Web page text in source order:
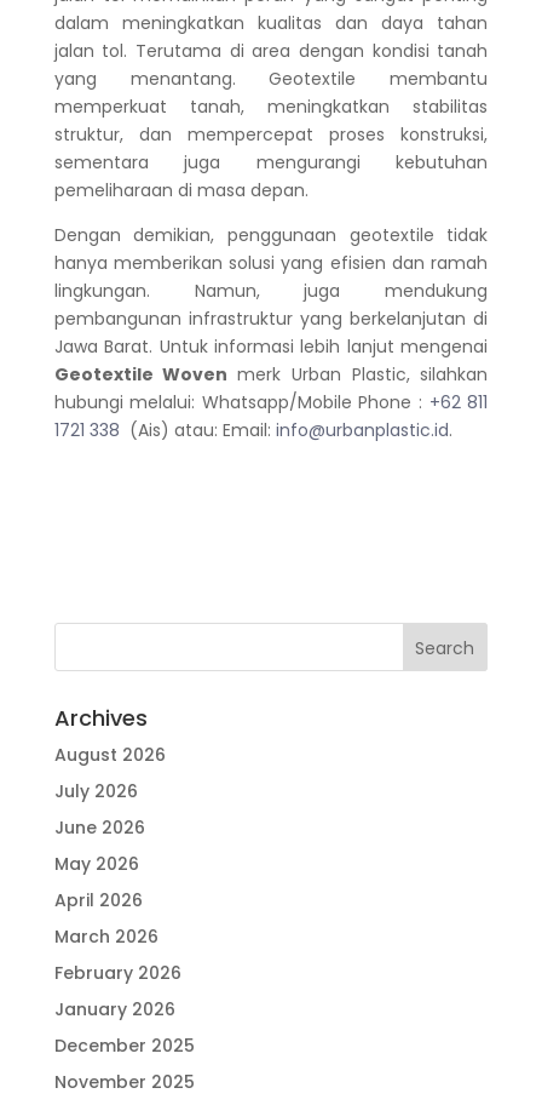
dalam meningkatkan kualitas dan daya tahan
jalan tol. Terutama di area dengan kondisi tanah
yang menantang. Geotextile membantu
memperkuat tanah, meningkatkan stabilitas
struktur, dan mempercepat proses konstruksi,
sementara juga mengurangi kebutuhan
pemeliharaan di masa depan.
Dengan demikian, penggunaan geotextile tidak
hanya memberikan solusi yang efisien dan ramah
lingkungan. Namun, juga mendukung
pembangunan infrastruktur yang berkelanjutan di
Jawa Barat. Untuk informasi lebih lanjut mengenai
Geotextile Wovenmerk Urban Plastic, silahkan
hubungi melalui: Whatsapp/Mobile Phone : +62 811
1721 338 (Ais) atau: Email: info@urbanplastic.id.
Archives
August 2026
July 2026
June 2026
May 2026
April 2026
March 2026
February 2026
January 2026
December 2025
November 2025